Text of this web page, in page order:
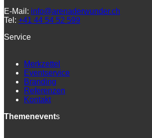
E-Mail: info@arenaderwunder.ch
Tel: +41 44 54 52 599
Service
Merkzettel
Eventservice
Branding
Referenzen
Kontakt
Themenevents